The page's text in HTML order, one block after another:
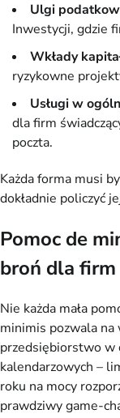
Ulgi
Inwestycji, gdzie
Wkłady
ryzykowne
Usługi w
dla firm
poczta.
Każda forma musi
dokładnie policzyć
Pomoc de
broń dla firm
Nie każda mała
minimis pozwala
przedsiębiorstwo w
kalendarzowych –
roku na mocy
prawdziwy game-